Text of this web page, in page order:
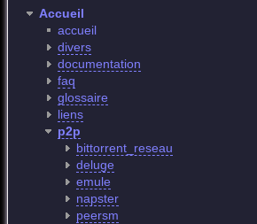
Accueil
accueil
divers
documentation
faq
glossaire
liens
p2p
bittorrent_reseau
deluge
emule
napster
peersm